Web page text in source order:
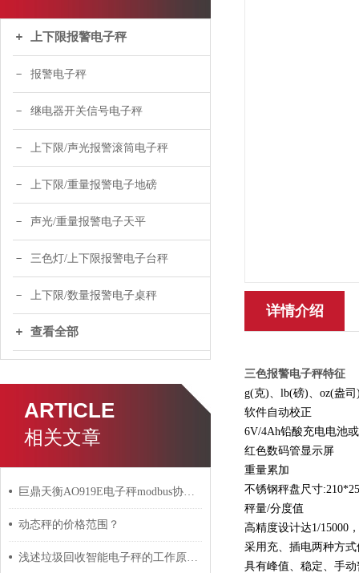
上下限报警电子秤
报警电子秤
继电器开关信号电子秤
上下限/声光报警滚筒电子秤
上下限/重量报警电子地磅
声光/重量报警电子天平
三色灯/上下限报警电子台秤
上下限/数量报警电子桌秤
查看全部
ARTICLE
相关文章
巨鼎天衡AO919E电子秤modbus协议与tcp协议有什么关系？
动态秤的价格范围？
浅述垃圾回收智能电子秤的工作原理及维护保养方法
详情介绍
三色报警电子秤特征
g(克)、lb(磅)、oz(盎
软件自动校正
6V/4Ah铅酸充电电池
红色数码管显示屏
重量累加
不锈钢秤盘尺寸
秤量/分度值
高精度设计达1/15000
采用充、插电两种方
具有峰值、稳定、手